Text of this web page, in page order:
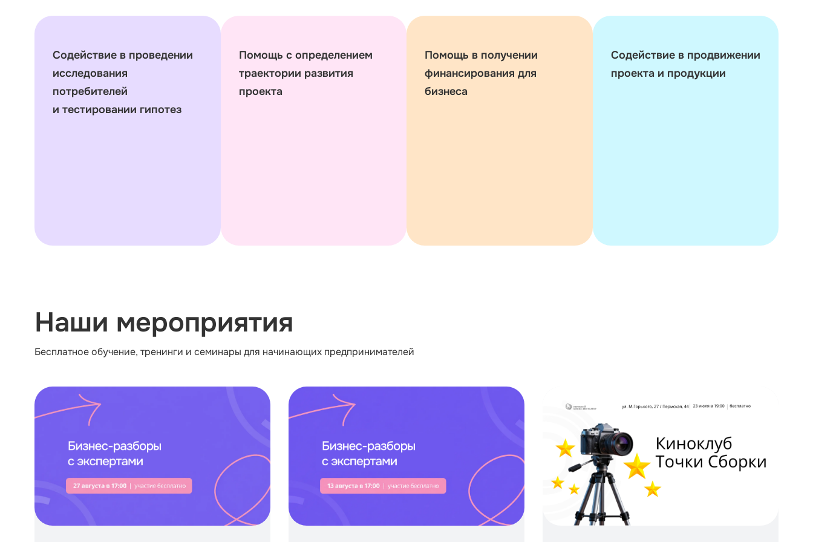
Содействие в проведении
исследования
потребителей
и тестировании гипотез
Помощь с определением
траектории развития
проекта
Помощь в получении
финансирования для
бизнеса
Содействие в продвижении
проекта и продукции
Наши мероприятия
Бесплатное обучение, тренинги и семинары для начинающих предпринимателей